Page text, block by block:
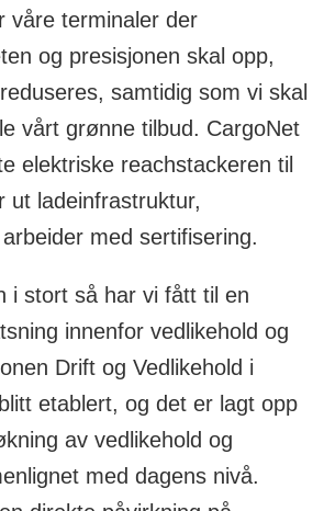
våre terminaler der
og presisjonen skal opp,
samtidig som vi skal
vårt grønne tilbud. CargoNet
elektriske reachstackeren til
ut ladeinfrastruktur,
med sertifisering.
i stort så har vi fått til en
innenfor vedlikehold og
Drift og Vedlikehold i
etablert, og det er lagt opp
av vedlikehold og
med dagens nivå.